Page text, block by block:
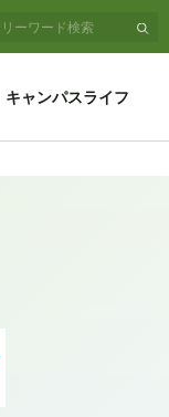
キャンパスライフ